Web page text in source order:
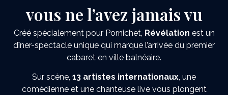
vous ne l’avez jamais vu
Créé spécialement pour Pornichet, Révélation est un
dîner-spectacle unique qui marque l’arrivée du premier
cabaret en ville balnéaire.
Sur scène, 13 artistes internationaux, une
comédienne et une chanteuse live vous plongent